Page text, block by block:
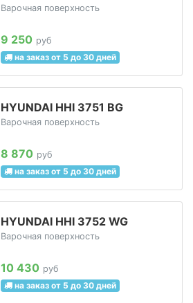
Варочная поверхность
9 250 руб
на заказ от 5 до 30 дней
HYUNDAI HHI 3751 BG
Варочная поверхность
8 870 руб
на заказ от 5 до 30 дней
HYUNDAI HHI 3752 WG
Варочная поверхность
10 430 руб
на заказ от 5 до 30 дней